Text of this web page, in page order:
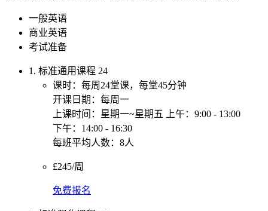
一般英语
商业英语
考试准备
1. 标准通用课程 24
课时：每周24堂课，每堂45分钟
开课日期：每周一
上课时间：星期一~星期五 上午：9:00 - 13:00
下午：14:00 - 16:30
每班平均人数：8人
£245/周
免费报名